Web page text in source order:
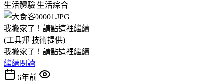
生活體驗 生活綜合
我搬家了！請點這裡繼續
(工具邦 技術提供)
我搬家了！請點這裡繼續
繼續閱讀
6年前